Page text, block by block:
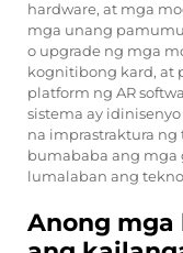
hardware, at mga
mga unang
o upgrade ng mga
kognitibong kard, at
platform ng AR
sistema ay
na imprastraktura ng
bumababa ang mga
lumalaban ang
Anong